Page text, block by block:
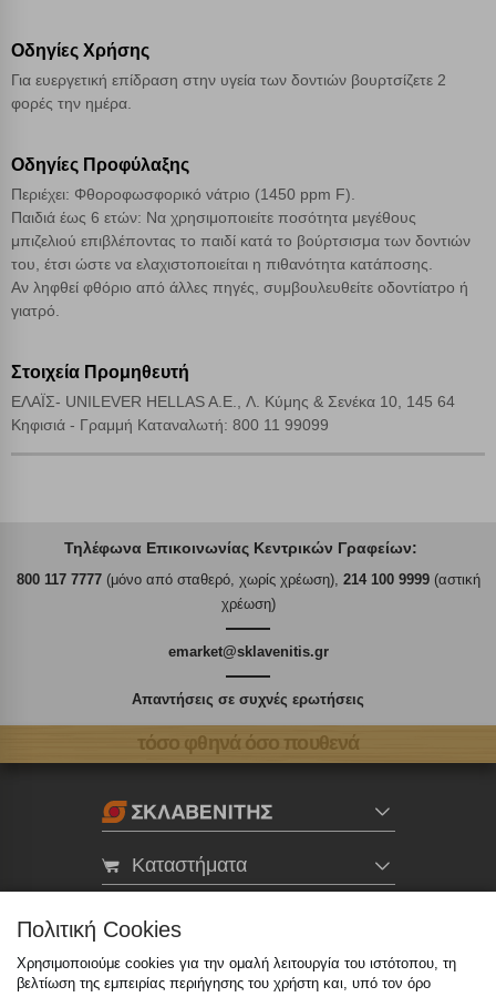
Οδηγίες Χρήσης
Για ευεργετική επίδραση στην υγεία των δοντιών βουρτσίζετε 2
φορές την ημέρα.
Οδηγίες Προφύλαξης
Περιέχει: Φθοροφωσφορικό νάτριο (1450 ppm F).
Παιδιά έως 6 ετών: Να χρησιμοποιείτε ποσότητα μεγέθους
μπιζελιού επιβλέποντας το παιδί κατά το βούρτσισμα των δοντιών
του, έτσι ώστε να ελαχιστοποιείται η πιθανότητα κατάποσης.
Αν ληφθεί φθόριο από άλλες πηγές, συμβουλευθείτε οδοντίατρο ή
γιατρό.
Στοιχεία Προμηθευτή
ΕΛΑΪΣ- UNILEVER HELLAS A.E., Λ. Κύμης & Σενέκα 10, 145 64
Κηφισιά - Γραμμή Καταναλωτή: 800 11 99099
Τηλέφωνα Επικοινωνίας Κεντρικών Γραφείων:
800 117 7777(μόνο από σταθερό, χωρίς χρέωση), 214 100 9999(αστική
χρέωση)
emarket@sklavenitis.gr
Απαντήσεις σε συχνές ερωτήσεις
τόσο φθηνά όσο πουθενά
Καταστήματα
eMarket
800 117 7777 (μόνο από σταθερό, χωρίς χρέωση),
Πολιτική Cookies
Χρησιμοποιούμε cookies για την ομαλή λειτουργία του ιστότοπου, τη
βελτίωση της εμπειρίας περιήγησης του χρήστη και, υπό τον όρο